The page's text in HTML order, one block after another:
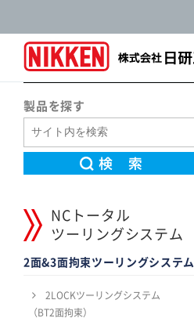
製品を探す
NCトータル
ツーリングシステム
2面&3面拘束ツーリングシステム
2LOCKツーリングシステム
（BT2面拘束）